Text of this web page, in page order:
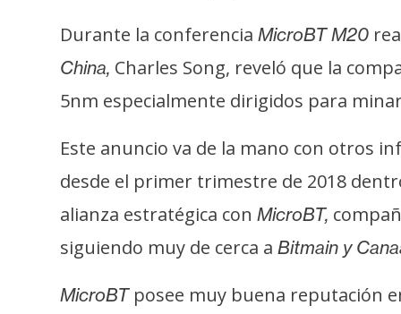
n
E
h
r
e
u
m
Durante la conferencia MicroBT M20
China, Charles Song, reveló que la
5nm especialmente dirigidos para
Este anuncio va de la mano con otros
desde el primer trimestre de 2018
alianza estratégica con MicroBT,
siguiendo muy de cerca a Bitmain y
MicroBTposee muy buena reputación